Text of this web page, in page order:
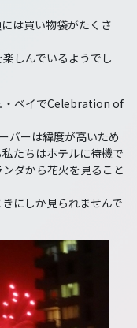
は買い物袋がたくさ
しんでいるようでし
・ベイでCelebration of
バーは緯度が高いため
たちはホテルに待機で
ダから花火を見ること
にしか見られませんで